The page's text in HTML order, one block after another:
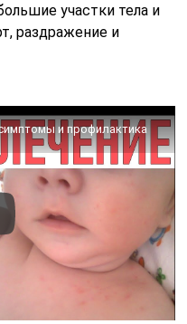
участки тела и
раздражение и
и профилактика